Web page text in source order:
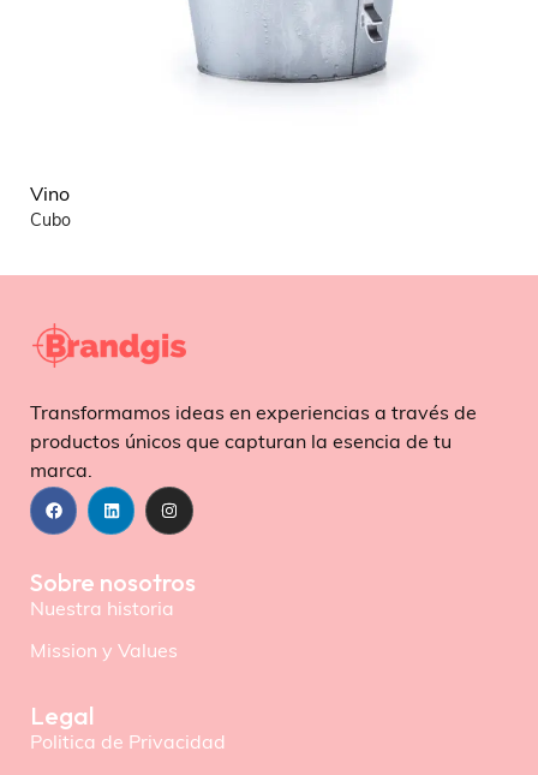
Vino
Cubo
Transformamos ideas en experiencias a través de
productos únicos que capturan la esencia de tu
marca.
Sobre nosotros
Nuestra historia
Mission y Values
Legal
Politica de Privacidad